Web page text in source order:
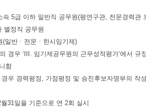
속 5급 이하 일반직 공무원(평연구관, 전문경력관
별정직 공무원
(일반ㆍ전문ㆍ한시임기제)
경우 ‘III. 임기제공무원의 근무성적평가‘에서
함
우 경력평정, 가점평정 및 승진후보자명부의 작
31일을 기준으로 연 2회 실시